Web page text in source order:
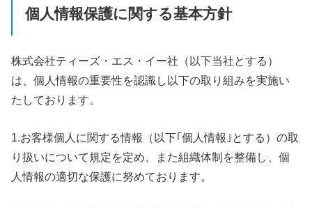
個人情報保護に関する基本方針
株式会社ティーズ・エス・イー社（以下当社とする）
は、個人情報の重要性を認識し以下の取り組みを実施い
たしております。
1.お客様個人に関する情報（以下｢個人情報｣とする）の取
り扱いについて規定を定め、また組織体制を整備し、個
人情報の適切な保護に努めております。